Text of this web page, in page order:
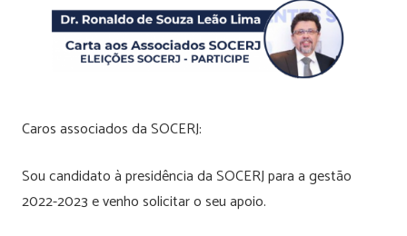
Caros associados da SOCERJ:
Sou candidato à presidência da SOCERJ para a gestão
2022-2023 e venho solicitar o seu apoio.